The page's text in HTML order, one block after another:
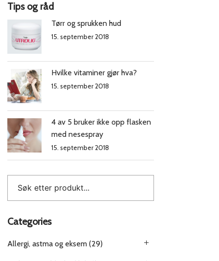
Tips og råd
Tørr og sprukken hud
15. september 2018
Hvilke vitaminer gjør hva?
15. september 2018
4 av 5 bruker ikke opp flasken
med nesespray
15. september 2018
Categories
Allergi, astma og eksem (29)